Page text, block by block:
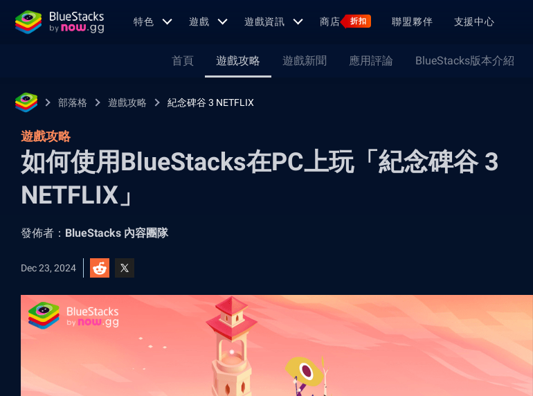
特色 遊戲 遊戲資訊 商店 折扣 聯盟夥伴 支援中心
首頁 遊戲攻略 遊戲新聞 應用評論 BlueStacks版本介紹
部落格 遊戲攻略 紀念碑谷 3 NETFLIX
遊戲攻略
如何使用BlueStacks在PC上玩「紀念碑谷 3
NETFLIX」
發佈者： BlueStacks 內容團隊
Dec 23, 2024